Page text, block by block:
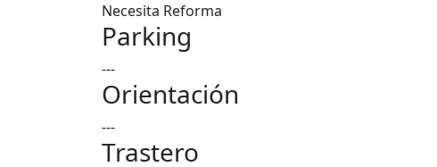
Necesita Reforma
Parking
---
Orientación
---
Trastero